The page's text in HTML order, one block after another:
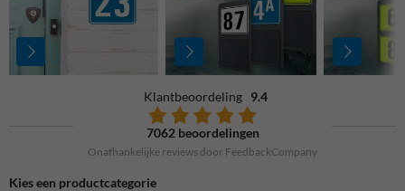
Klantbeoordeling 9.4
7062 beoordelingen
Onafhankelijke reviews door FeedbackCompany
Kies een productcategorie